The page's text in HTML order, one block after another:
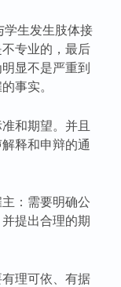
生发生肢体接
专业的，最后
显不是严重到
事实。
和期望。并且
释和申辩的通
：需要明确公
提出合理的期
理可依、有据